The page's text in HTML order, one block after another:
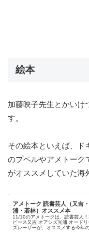
絵本
加藤映子先生とかいけ
す。
その絵本といえば、ド
のプペルやアメトーク
がオススメしていた
アメトーク 読書芸人（又吉
浦・若林）オススメ本
11/10のアメトークは、読書芸人
ピース又吉 オアシズ光浦 オード
ズレーザーが、オススメする今年